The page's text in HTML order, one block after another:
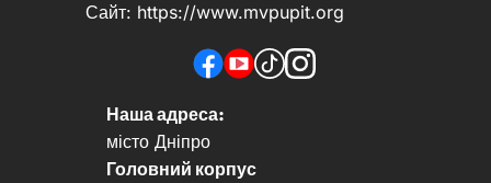
Сайт: https://www.mvpupit.org
Наша адреса:
місто Дніпро
Головний корпус